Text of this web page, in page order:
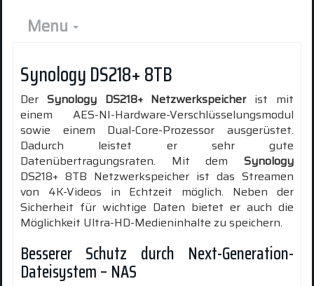
Menu
Synology DS218+ 8TB
Der Synology DS218+ Netzwerkspeicherist mit
einem AES-NI-Hardware-Verschlüsselungsmodul
sowie einem Dual-Core-Prozessor ausgerüstet.
Dadurch leistet er sehr gute
Datenübertragungsraten. Mit dem Synology
DS218+ 8TB Netzwerkspeicher ist das Streamen
von 4K-Videos in Echtzeit möglich. Neben der
Sicherheit für wichtige Daten bietet er auch die
Möglichkeit Ultra-HD-Medieninhalte zu speichern.
Besserer Schutz durch Next-Generation-
Dateisystem – NAS